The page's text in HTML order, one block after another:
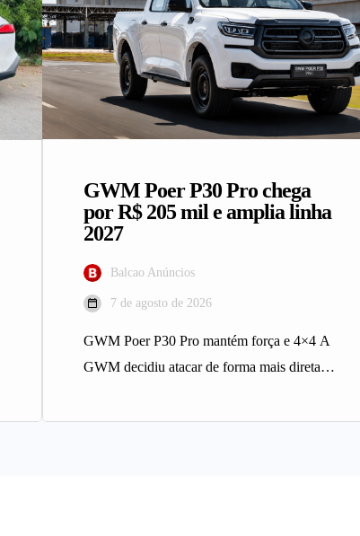
GWM Poer P30 Pro chega
por R$ 205 mil e amplia linha
2027
Balcao Anúncios
7 de agosto de 2026
GWM Poer P30 Pro mantém força e 4×4 A
GWM decidiu atacar de forma mais direta o